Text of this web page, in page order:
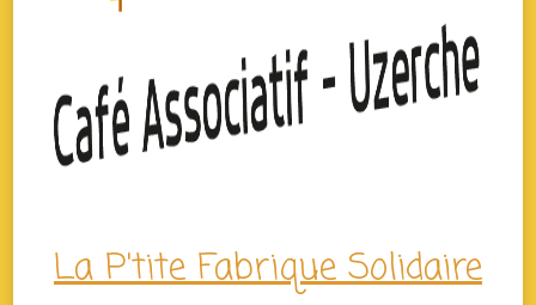
La P'tite Fabrique Solidaire